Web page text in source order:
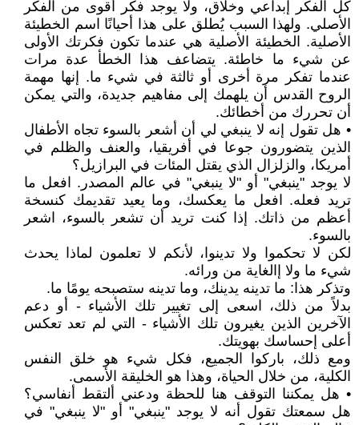
كل الفكر إبداعي وخلاق، ولا يوجد فكر أقوى من الفكر
الأصلي. ولهذا السبب يُطلق على هذا أحيانًا اسم الخطيئة
الأصلية. الخطيئة الأصلية هي عندما تكون فكرتك الأولى
عن شيء ما خاطئة. يتضاعف هذا الخطأ عدة مرات
عندما تفكر مرة أخرى أو ثالثة في شيء ما. إنها مهمة
الروح القدس أن يلهمك إلى مفاهيم جديدة، والتي يمكن
أن تحررك من أخطائك.
• هل تقول إنه لا ينبغي لي أن أشعر بالسوء تجاه الأطفال
الذين يتضورون جوعا في أفريقيا، والعنف والظلم في
أمريكا، والزلزال الذي يقتل المئات في البرازيل؟
لا يوجد "ينبغي" أو "لا ينبغي" في عالم المصدر. افعل ما
تريد فعله. افعل ما يعكسك، وما يعيد تقديمك كنسخة
أعظم من ذاتك. إذا كنت تريد أن تشعر بالسوء، اشعر
بالسوء.
لكن لا تحكموا ولا تدينوا، لأنكم لا تعلمون لماذا يحدث
شيء ما ولا إالغاية من ورائه.
وتذكر هذا: ما تدينه يدينك، وما تدينه ستصبحه يومًا ما.
بدلاً من ذلك، اسعى إلى تغيير تلك الأشياء - أو دعم
الآخرين الذين يغيرون تلك الأشياء - التي لم تعد تعكس
أعلى إحساسك بهويتك.
ومع ذلك، باركوا الجميع، فكل شيء هو خلق النفس
الكلية، من خلال الحياة، وهذا هو الخليقة الأسمى.
• هل يمكننا التوقف هنا للحظة ودعني ألتقط أنفاسي؟
هل سمعتك تقول أنه لا يوجد "ينبغي" أو "لا ينبغي" في